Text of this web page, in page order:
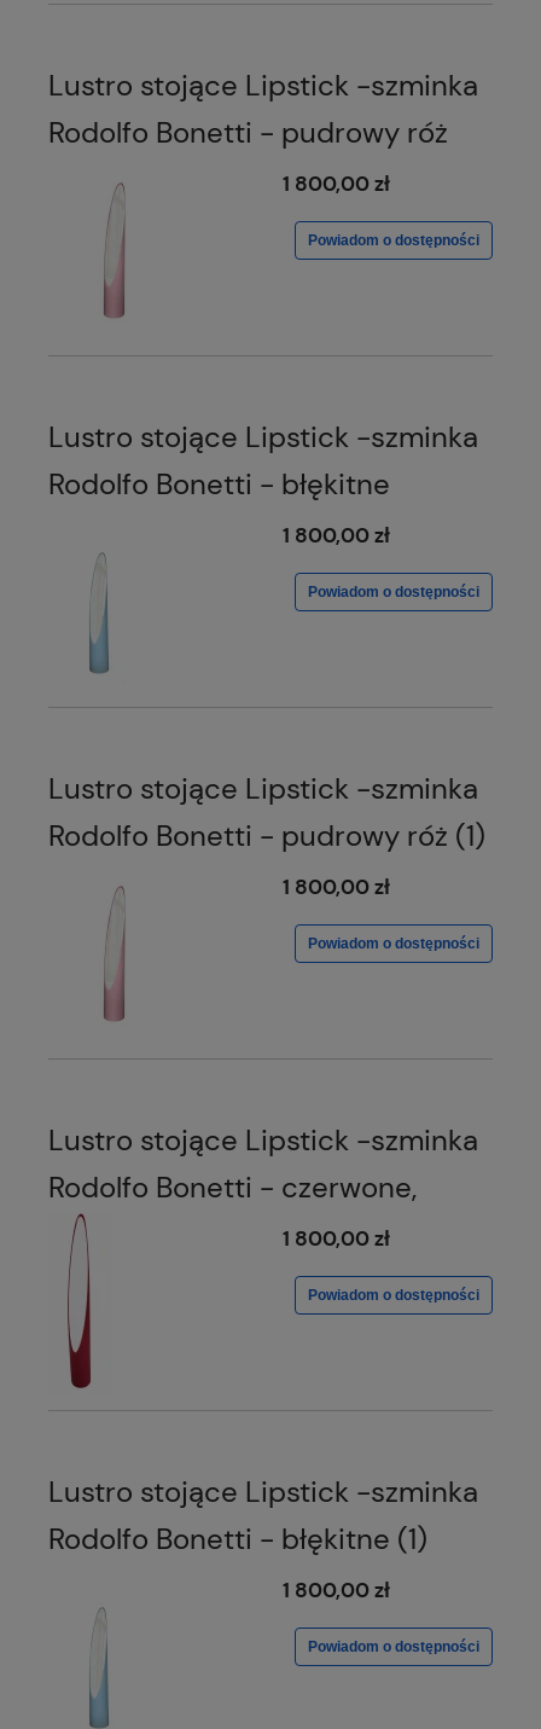
Lustro stojące Lipstick -szminka
Rodolfo Bonetti - pudrowy róż
1 800,00 zł
Powiadom o dostępności
Lustro stojące Lipstick -szminka
Rodolfo Bonetti - błękitne
1 800,00 zł
Powiadom o dostępności
Lustro stojące Lipstick -szminka
Rodolfo Bonetti - pudrowy róż (1)
1 800,00 zł
Powiadom o dostępności
Lustro stojące Lipstick -szminka
Rodolfo Bonetti - czerwone,
1 800,00 zł
Powiadom o dostępności
Lustro stojące Lipstick -szminka
Rodolfo Bonetti - błękitne (1)
1 800,00 zł
Powiadom o dostępności